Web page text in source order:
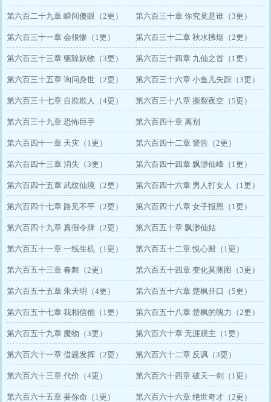
第六百二十九章 瞬间傻眼（2更） 第六百三十章 你究竟是谁（3更）
第六百三十一章 会很惨（1更） 第六百三十二章 秋水拂烟（2更）
第六百三十三章 驱除妖物（3更） 第六百三十四章 九仙之首（1更）
第六百三十五章 询问身世（2更） 第六百三十六章 小鱼儿失踪（3更）
第六百三十七章 自欺欺人（4更） 第六百三十八章 撕裂夜空（5更）
第六百三十九章 恐怖巨手 第六百四十章 离别
第六百四十一章 天灾（1更） 第六百四十二章 警告（2更）
第六百四十三章 消失（3更） 第六百四十四章 飘渺仙峰（1更）
第六百四十五章 武纹仙境（2更） 第六百四十六章 男人打女人（1更）
第六百四十七章 路见不平（2更） 第六百四十八章 女子报恩（1更）
第六百四十九章 真假令牌（2更） 第六百五十章 飘渺仙姑
第六百五十一章 一线生机（1更） 第六百五十二章 悦心殿（1更）
第六百五十三章 春舞（2更） 第六百五十四章 变化莫测图（3更）
第六百五十五章 朱天明（4更） 第六百五十六章 楚枫开口（5更）
第六百五十七章 我相信他（1更） 第六百五十八章 楚枫的魄力（2更）
第六百五十九章 魔物（3更） 第六百六十章 无涯观主（1更）
第六百六十一章 借题发挥（2更） 第六百六十二章 反讽（3更）
第六百六十三章 代价（4更） 第六百六十四章 破天一剑（1更）
第六百六十五章 要你命（1更） 第六百六十六章 绝世奇才（2更）